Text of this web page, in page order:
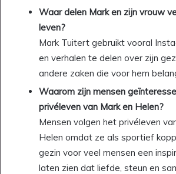
Waar delen Mark en zijn vrouw
leven?
Mark Tuitert gebruikt vooral
en verhalen te delen over zijn
andere zaken die voor hem
Waarom zijn mensen
privéleven van Mark en Helen?
Mensen volgen het privéleven
Helen omdat ze als sportief
gezin voor veel mensen een
laten zien dat liefde, steun en